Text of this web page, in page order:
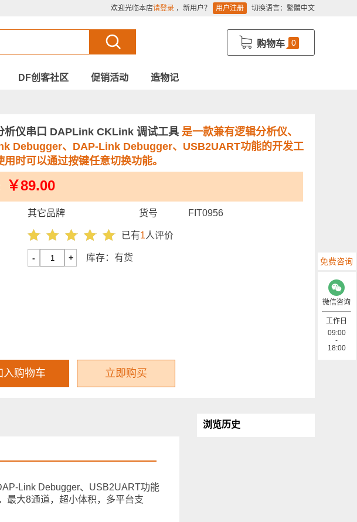
欢迎光临本店请登录 ，新用户？ 用户注册 切换语言： 繁體中文
购物车 0
DF创客社区 促销活动 造物记
析仪串口 DAPLink CKLink 调试工具 是一款兼有逻辑分析仪、
Debugger、DAP-Link Debugger、USB2UART功能的开发工
用时可以通过按键任意切换功能。
￥89.00
其它品牌 货号 FIT0956
已有1人评价
- + 库存： 有货
入购物车 立即购买
Link Debugger、USB2UART功能
最大8通道，超小体积，多平台支
浏览历史
免费咨询
微信咨询
工作日
09:00
-
18:00